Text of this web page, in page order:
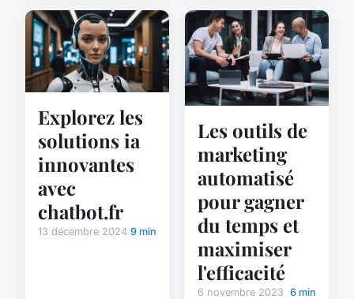
Explorez les
solutions ia
innovantes
avec
chatbot.fr
13 décembre 2024 9 min
Les outils de
marketing
automatisé
pour gagner
du temps et
maximiser
l'efficacité
6 novembre 2023 6 min